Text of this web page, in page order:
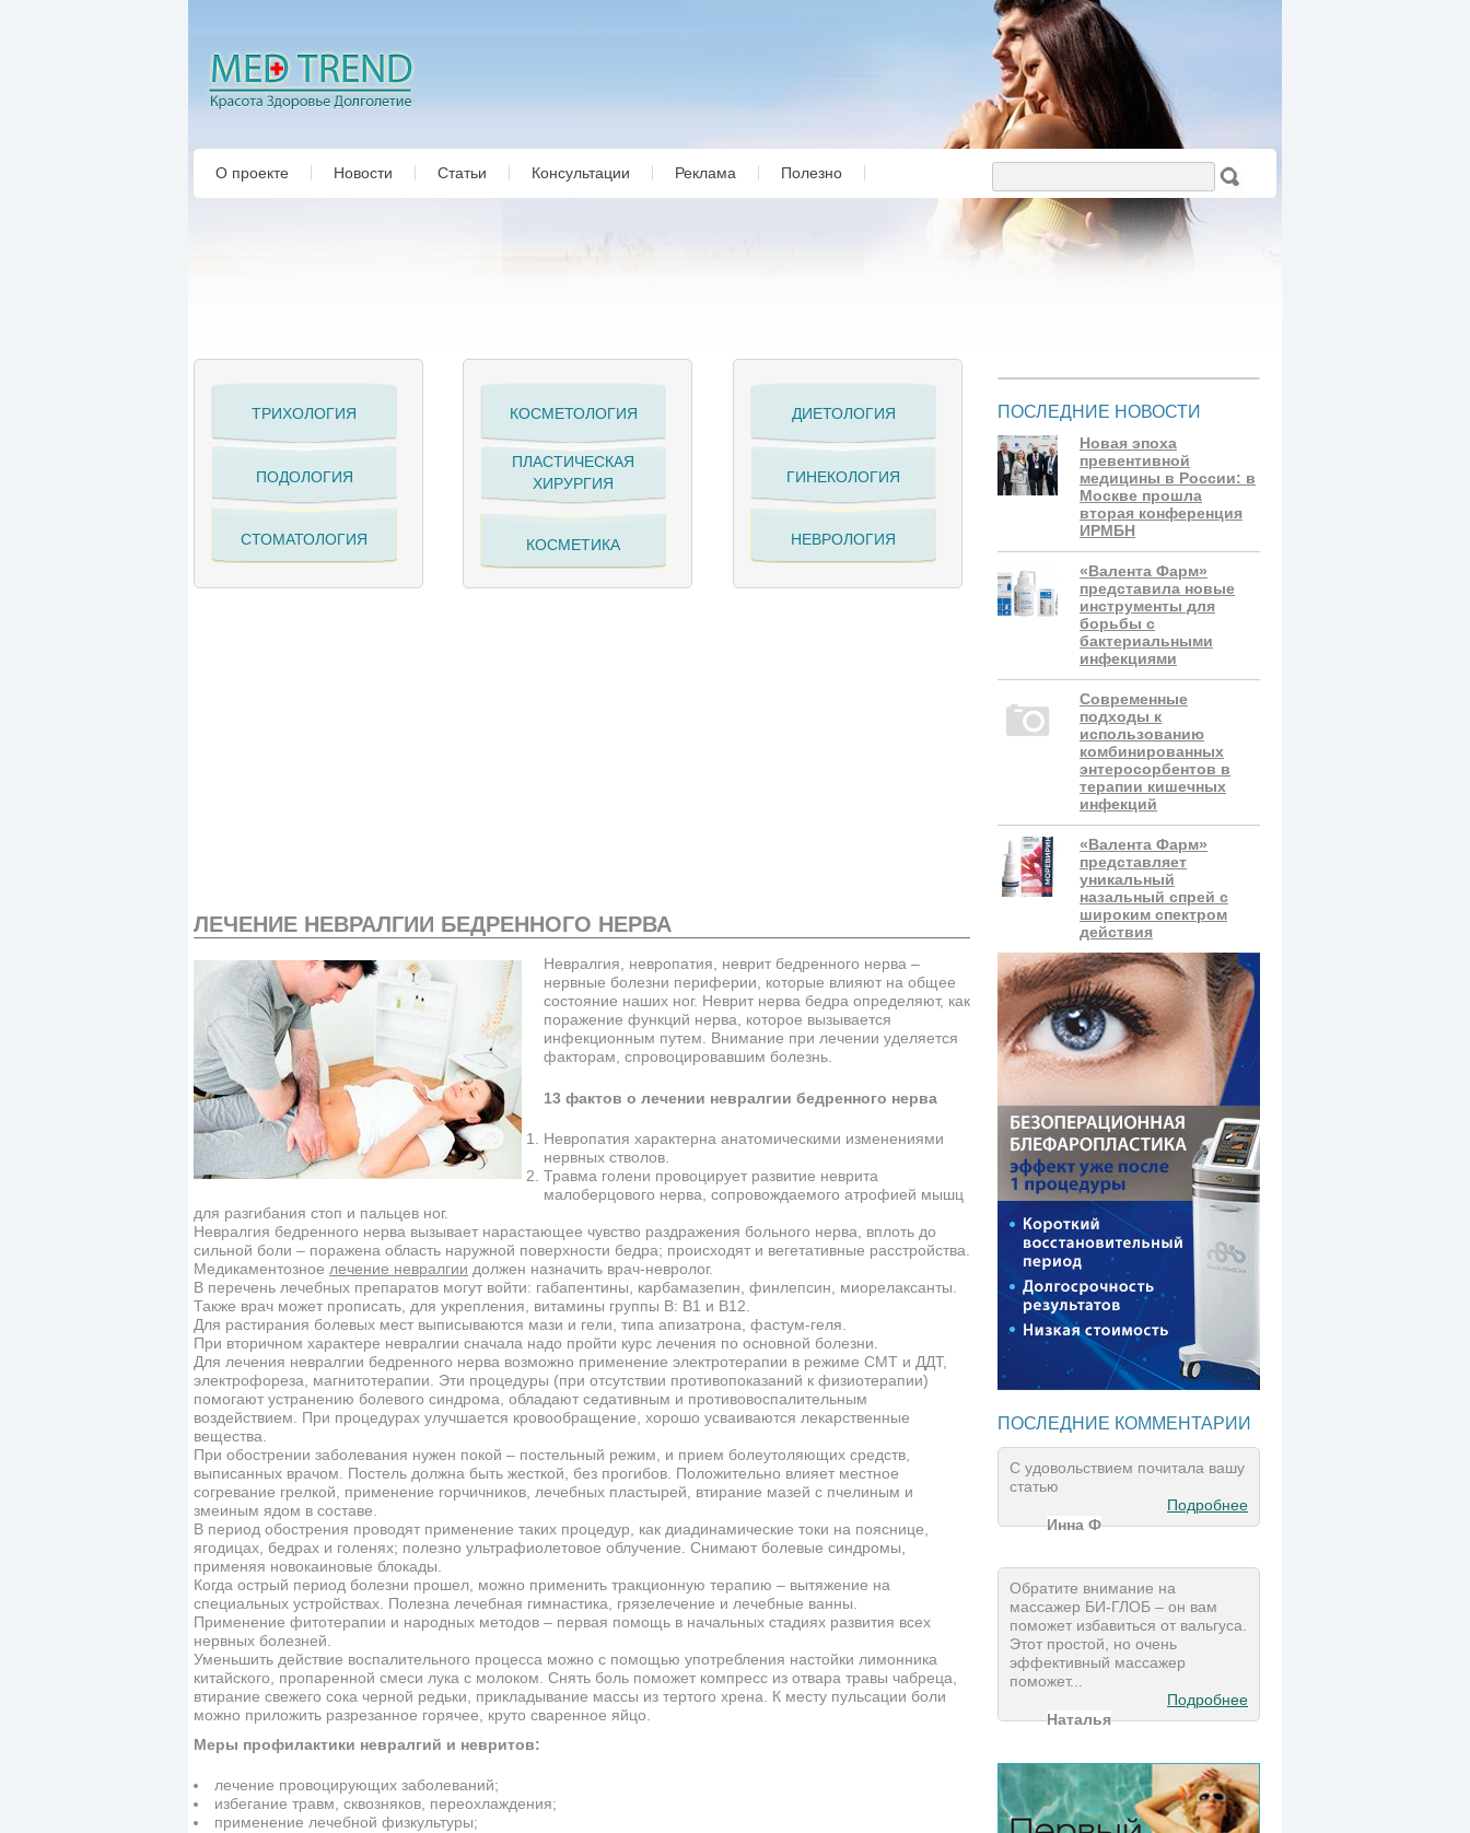
О проекте Новости Статьи Консультации Реклама Полезно
ТРИХОЛОГИЯ
ПОДОЛОГИЯ
СТОМАТОЛОГИЯ
КОСМЕТОЛОГИЯ
ПЛАСТИЧЕСКАЯ
ХИРУРГИЯ
КОСМЕТИКА
ДИЕТОЛОГИЯ
ГИНЕКОЛОГИЯ
НЕВРОЛОГИЯ
ЛЕЧЕНИЕ НЕВРАЛГИИ БЕДРЕННОГО НЕРВА
Невралгия, невропатия, неврит бедренного нерва –
нервные болезни периферии, которые влияют на общее
состояние наших ног. Неврит нерва бедра определяют, как
поражение функций нерва, которое вызывается
инфекционным путем. Внимание при лечении уделяется
факторам, спровоцировавшим болезнь.
13 фактов о лечении невралгии бедренного нерва
Невропатия характерна анатомическими изменениями
нервных стволов.
Травма голени провоцирует развитие неврита
малоберцового нерва, сопровождаемого атрофией мышц
для разгибания стоп и пальцев ног.
Невралгия бедренного нерва вызывает нарастающее чувство раздражения больного нерва, вплоть до
сильной боли – поражена область наружной поверхности бедра; происходят и вегетативные расстройства.
Медикаментозное лечение невралгии должен назначить врач-невролог.
В перечень лечебных препаратов могут войти: габапентины, карбамазепин, финлепсин, миорелаксанты.
Также врач может прописать, для укрепления, витамины группы В: В1 и В12.
Для растирания болевых мест выписываются мази и гели, типа апизатрона, фастум-геля.
При вторичном характере невралгии сначала надо пройти курс лечения по основной болезни.
Для лечения невралгии бедренного нерва возможно применение электротерапии в режиме СМТ и ДДТ,
электрофореза, магнитотерапии. Эти процедуры (при отсутствии противопоказаний к физиотерапии)
помогают устранению болевого синдрома, обладают седативным и противовоспалительным
воздействием. При процедурах улучшается кровообращение, хорошо усваиваются лекарственные
вещества.
При обострении заболевания нужен покой – постельный режим, и прием болеутоляющих средств,
выписанных врачом. Постель должна быть жесткой, без прогибов. Положительно влияет местное
согревание грелкой, применение горчичников, лечебных пластырей, втирание мазей с пчелиным и
змеиным ядом в составе.
В период обострения проводят применение таких процедур, как диадинамические токи на пояснице,
ягодицах, бедрах и голенях; полезно ультрафиолетовое облучение. Снимают болевые синдромы,
применяя новокаиновые блокады.
Когда острый период болезни прошел, можно применить тракционную терапию – вытяжение на
специальных устройствах. Полезна лечебная гимнастика, грязелечение и лечебные ванны.
Применение фитотерапии и народных методов – первая помощь в начальных стадиях развития всех
нервных болезней.
Уменьшить действие воспалительного процесса можно с помощью употребления настойки лимонника
китайского, пропаренной смеси лука с молоком. Снять боль поможет компресс из отвара травы чабреца,
втирание свежего сока черной редьки, прикладывание массы из тертого хрена. К месту пульсации боли
можно приложить разрезанное горячее, круто сваренное яйцо.
Меры профилактики невралгий и невритов:
лечение провоцирующих заболеваний;
избегание травм, сквозняков, переохлаждения;
применение лечебной физкультуры;
ПОСЛЕДНИЕ НОВОСТИ
Новая эпоха
превентивной
медицины в России: в
Москве прошла
вторая конференция
ИРМБН
«Валента Фарм»
представила новые
инструменты для
борьбы с
бактериальными
инфекциями
Современные
подходы к
использованию
комбинированных
энтеросорбентов в
терапии кишечных
инфекций
«Валента Фарм»
представляет
уникальный
назальный спрей с
широким спектром
действия
ПОСЛЕДНИЕ КОММЕНТАРИИ
С удовольствием почитала вашу
статью
Подробнее
Инна Ф
Обратите внимание на
массажер БИ-ГЛОБ – он вам
поможет избавиться от вальгуса.
Этот простой, но очень
эффективный массажер
поможет...
Подробнее
Наталья